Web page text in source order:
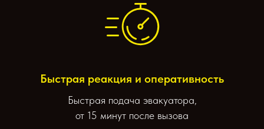
Быстрая реакция и оперативность
Быстрая подача эвакуатора,
от 15 минут после вызова